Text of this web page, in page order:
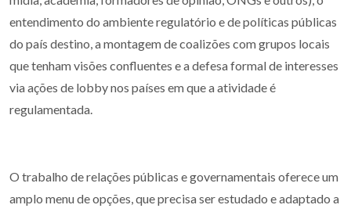
entendimento do ambiente regulatório e de políticas públicas
do país destino, a montagem de coalizões com grupos locais
que tenham visões confluentes e a defesa formal de interesses
via ações de lobby nos países em que a atividade é
regulamentada.
O trabalho de relações públicas e governamentais oferece um
amplo menu de opções, que precisa ser estudado e adaptado a